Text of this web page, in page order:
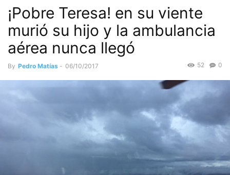
¡Pobre Teresa! en su viente
murió su hijo y la ambulancia
aérea nunca llegó
By Pedro Matías - 06/10/2017 0
52